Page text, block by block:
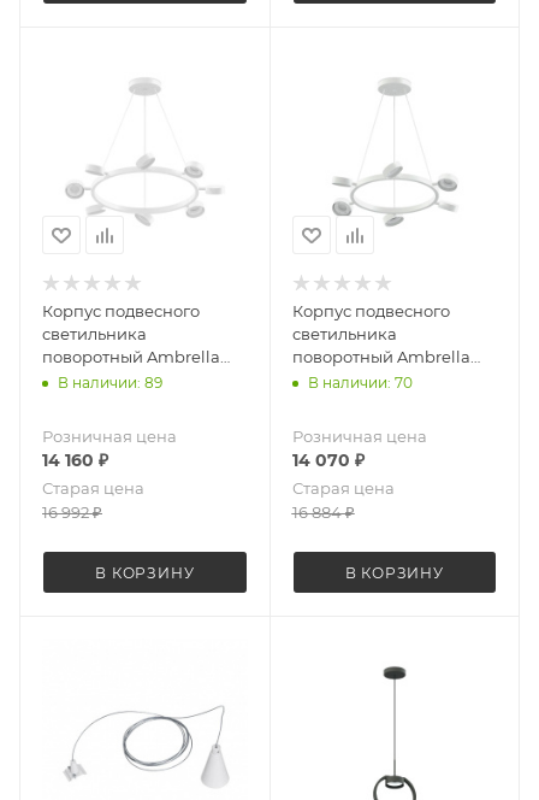
Корпус подвесного
светильника
поворотный Ambrella
Light Diy spot C9195
В наличии: 89
Розничная цена
14 160 ₽
Старая цена
16 992₽
В КОРЗИНУ
Корпус подвесного
светильника
поворотный Ambrella
Light Diy spot C9191
В наличии: 70
Розничная цена
14 070 ₽
Старая цена
16 884₽
В КОРЗИНУ